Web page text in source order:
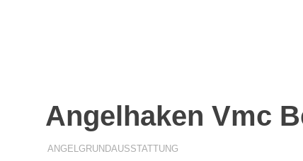
Angelhaken Vmc
11. APRIL 2019
R T
ANGELGRUNDAUSSTATTUNG